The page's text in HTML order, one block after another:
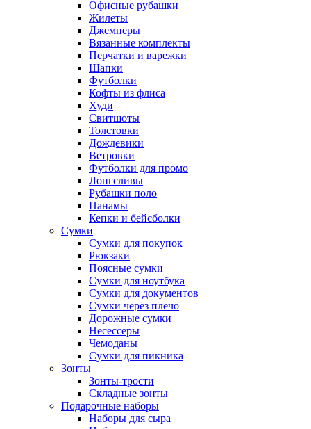
Офисные рубашки
Жилеты
Джемперы
Вязанные комплекты
Перчатки и варежки
Шапки
Футболки
Кофты из флиса
Худи
Свитшоты
Толстовки
Дождевики
Ветровки
Футболки для промо
Лонгсливы
Рубашки поло
Панамы
Кепки и бейсболки
Сумки
Сумки для покупок
Рюкзаки
Поясные сумки
Сумки для ноутбука
Сумки для документов
Сумки через плечо
Дорожные сумки
Несессеры
Чемоданы
Сумки для пикника
Зонты
Зонты-трости
Складные зонты
Подарочные наборы
Наборы для сыра